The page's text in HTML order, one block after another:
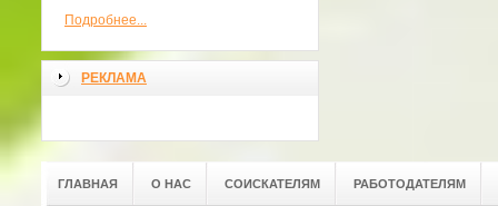
Подробнее...
РЕКЛАМА
ГЛАВНАЯ О НАС СОИСКАТЕЛЯМ РАБОТОДАТЕЛЯМ